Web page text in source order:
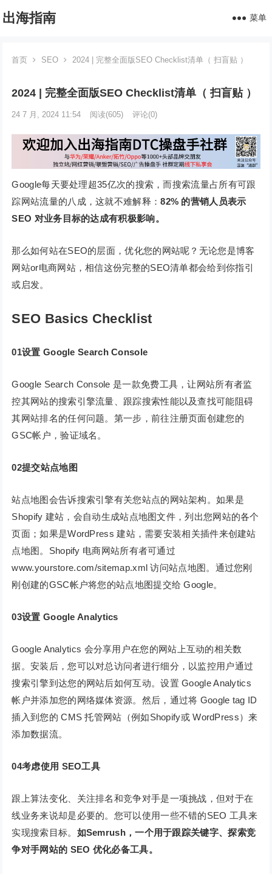
出海指南 菜单
首页 SEO 2024 | 完整全面版SEO Checklist清单（ 扫盲贴 ）
2024 | 完整全面版SEO Checklist清单（ 扫盲贴 ）
24 7 月, 2024 11:54 阅读(605) 评论(0)
Google每天要处理超35亿次的搜索，而搜索流量占所有可跟
踪网站流量的八成，这就不难解释：82% 的营销人员表示
SEO 对业务目标的达成有积极影响。
那么如何站在SEO的层面，优化您的网站呢？无论您是博客
网站or电商网站，相信这份完整的SEO清单都会给到你指引
或启发。
SEO Basics Checklist
01设置 Google Search Console
Google Search Console 是一款免费工具，让网站所有者监
控其网站的搜索引擎流量、跟踪搜索性能以及查找可能阻碍
其网站排名的任何问题。第一步，前往注册页面创建您的
GSC帐户，验证域名。
02提交站点地图
站点地图会告诉搜索引擎有关您站点的网站架构。如果是
Shopify 建站，会自动生成站点地图文件，列出您网站的各个
页面；如果是WordPress 建站，需要安装相关插件来创建站
点地图。Shopify 电商网站所有者可通过
www.yourstore.com/sitemap.xml 访问站点地图。通过您刚
刚创建的GSC帐户将您的站点地图提交给 Google。
03设置 Google Analytics
Google Analytics 会分享用户在您的网站上互动的相关数
据。安装后，您可以对总访问者进行细分，以监控用户通过
搜索引擎到达您的网站后如何互动。设置 Google Analytics
帐户并添加您的网络媒体资源。然后，通过将 Google tag ID
插入到您的 CMS 托管网站（例如Shopify或 WordPress）来
添加数据流。
04考虑使用 SEO工具
跟上算法变化、关注排名和竞争对手是一项挑战，但对于在
线业务来说却是必要的。您可以使用一些不错的SEO 工具来
实现搜索目标。 如Semrush，一个用于跟踪关键字、探索竞
争对手网站的 SEO 优化必备工具。